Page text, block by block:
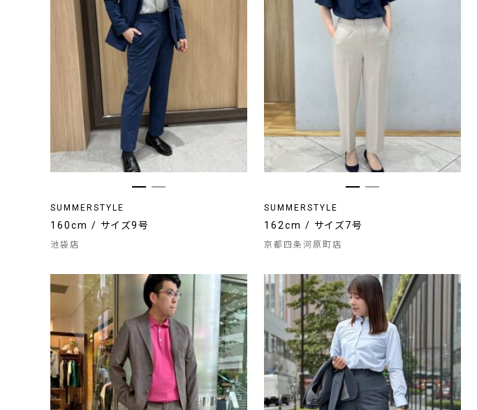
SUMMERSTYLE
160cm / サイズ9号
池袋店
SUMMERSTYLE
162cm / サイズ7号
京都四条河原町店